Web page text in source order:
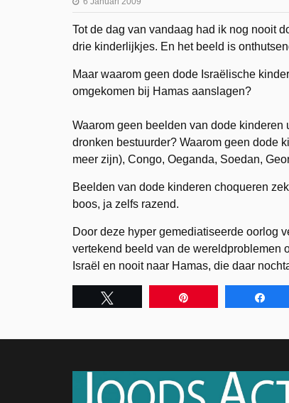
Tot de dag van vandaag had ik nog nooit
drie kinderlijkjes. En het beeld is
Maar waarom geen dode Israëlische
omgekomen bij Hamas aanslagen?
Waarom geen beelden van dode
dronken bestuurder? Waarom geen dode
meer zijn), Congo, Oeganda, Soedan,
Beelden van dode kinderen choqueren
boos, ja zelfs razend.
Door deze hyper gemediatiseerde oorlog
vertekend beeld van de wereldproblemen
Israël en nooit naar Hamas, die daar